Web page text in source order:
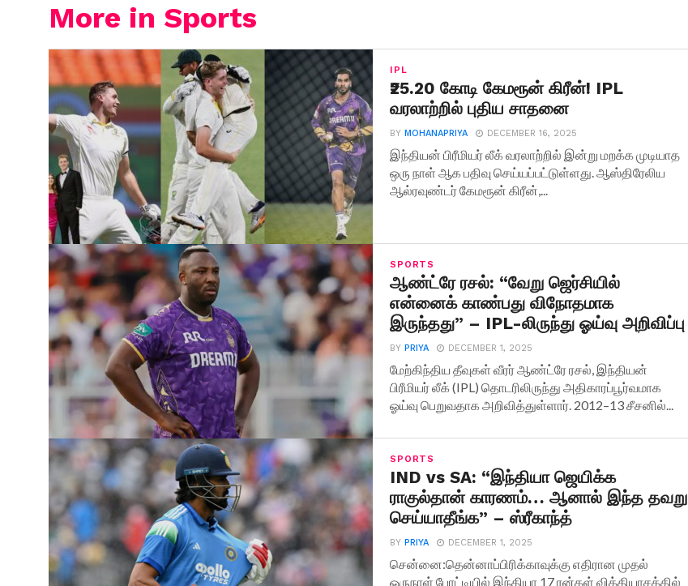
More in Sports
IPL
₹25.20 கோடி கேமரூன் கிரீன்! IPL
வரலாற்றில் புதிய சாதனை
BY MOHANAPRIYA DECEMBER 16, 2025
இந்தியன் பிரீமியர் லீக் வரலாற்றில் இன்று மறக்க முடியாத
ஒரு நாள் ஆக பதிவு செய்யப்பட்டுள்ளது. ஆஸ்திரேலிய
ஆல்ரவுண்டர் கேமரூன் கிரீன்,...
SPORTS
ஆண்ட்ரே ரசல்: “வேறு ஜெர்சியில்
என்னைக் காண்பது விநோதமாக
இருந்தது” – IPL-லிருந்து ஓய்வு அறிவிப்பு
BY PRIYA DECEMBER 1, 2025
மேற்கிந்திய தீவுகள் வீரர் ஆண்ட்ரே ரசல், இந்தியன்
பிரீமியர் லீக் (IPL) தொடரிலிருந்து அதிகாரப்பூர்வமாக
ஓய்வு பெறுவதாக அறிவித்துள்ளார். 2012–13 சீசனில்...
SPORTS
IND vs SA: “இந்தியா ஜெயிக்க
ராகுல்தான் காரணம்… ஆனால் இந்த தவறு
செய்யாதீங்க” – ஸ்ரீகாந்த்
BY PRIYA DECEMBER 1, 2025
சென்னை:தென்னாப்பிரிக்காவுக்கு எதிரான முதல்
ஒருநாள் போட்டியில் இந்தியா 17 ரன்கள் வித்தியாசத்தில்